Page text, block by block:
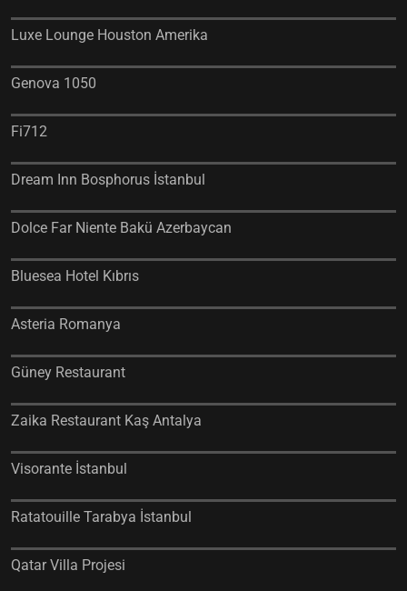
Luxe Lounge Houston Amerika
Genova 1050
Fi712
Dream Inn Bosphorus İstanbul
Dolce Far Niente Bakü Azerbaycan
Bluesea Hotel Kıbrıs
Asteria Romanya
Güney Restaurant
Zaika Restaurant Kaş Antalya
Visorante İstanbul
Ratatouille Tarabya İstanbul
Qatar Villa Projesi